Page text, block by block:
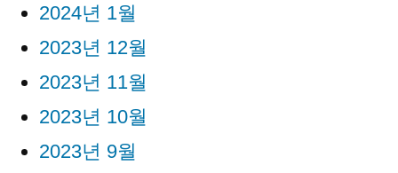
2024년 1월
2023년 12월
2023년 11월
2023년 10월
2023년 9월